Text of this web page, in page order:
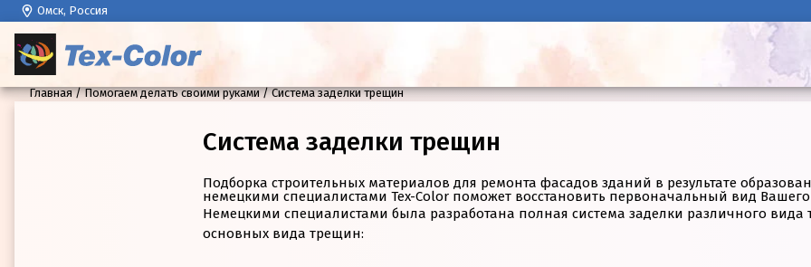
Омск, Россия
Главная Помогаем делать своими руками Система заделки трещин
Система заделки трещин
Подборка строительных материалов для ремонта фасадов зданий в результате
немецкими специалистами Tex-Color поможет восстановить первоначальный вид
Немецкими специалистами была разработана полная система заделки различного
основных вида трещин: